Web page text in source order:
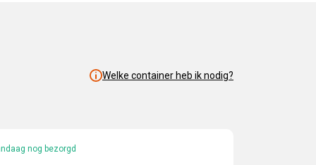
Welke container heb ik nodig?
nog bezorgd